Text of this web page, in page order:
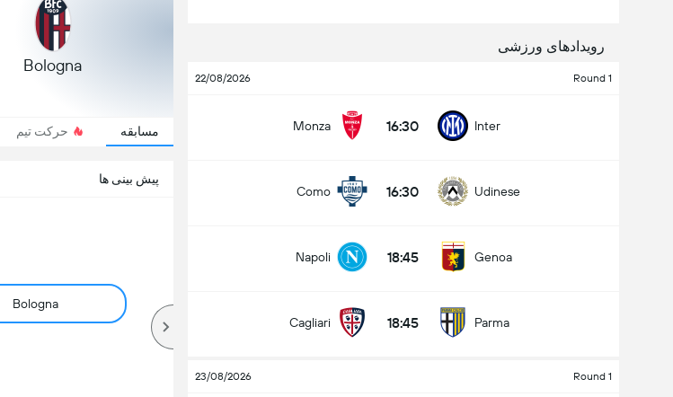
رویدادهای ورزشی
Round 1
22/08/2026
Inter
16:30
Monza
Udinese
16:30
Como
Genoa
18:45
Napoli
Parma
18:45
Cagliari
Round 1
23/08/2026
Bologna
مسابقه حرکت تیم
پیش بینی ها
Bologna